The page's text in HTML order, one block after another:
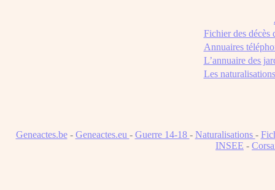
Fichier des décès
Annuaires
L’annuaire des
Les
Geneactes.be- Geneactes.eu - Guerre 14-18 - Naturalisations -
INSEE -